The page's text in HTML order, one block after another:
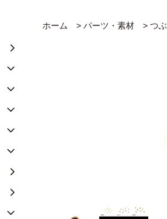
ホーム > パーツ・素材 > つ